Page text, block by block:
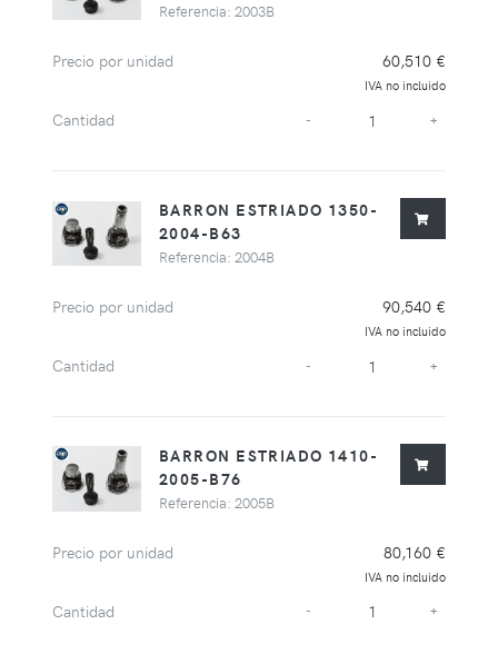
Referencia: 2003B
Precio por unidad 60,510 €
IVA no incluido
Cantidad - +
BARRON ESTRIADO 1350-
2004-B63
Referencia: 2004B
Precio por unidad 90,540 €
IVA no incluido
Cantidad - +
BARRON ESTRIADO 1410-
2005-B76
Referencia: 2005B
Precio por unidad 80,160 €
IVA no incluido
Cantidad - +